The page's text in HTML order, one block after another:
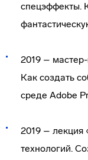
спецэффекты.
2019 –
Как создать
среде Adobe
2019 – лекция
технологий.